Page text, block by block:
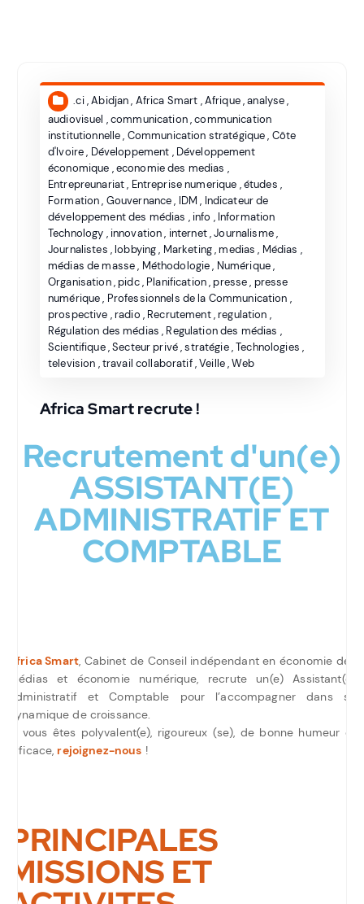
.ci,Abidjan, Africa Smart ,Afrique,analyse,
audiovisuel ,communication,communication
institutionnelle, Communication stratégique, Côte
d'Ivoire, Développement , Développement
économique ,economie des medias ,
Entrepreunariat, Entreprise numerique ,études ,
Formation, Gouvernance, IDM , Indicateur de
développement des médias , info , Information
Technology , innovation, internet,Journalisme,
Journalistes ,lobbying, Marketing,medias , Médias ,
médias de masse, Méthodologie, Numérique,
Organisation,pidc, Planification,presse, presse
numérique, Professionnels de la Communication ,
prospective ,radio , Recrutement,regulation ,
Régulation des médias , Regulation des médias ,
Scientifique,Secteur privé,stratégie,Technologies ,
television ,travail collaboratif,Veille,Web
Africa Smart recrute !
Recrutement d'un(e)
ASSISTANT(E)
ADMINISTRATIF ET
COMPTABLE
Africa Smart, Cabinet de Conseil indépendant en économie des
médias et économie numérique, recrute un(e) Assistant(e)
Administratif et Comptable pour l’accompagner dans sa
dynamique de croissance.
Si vous êtes polyvalent(e), rigoureux (se), de bonne humeur et
efficace, rejoignez-nous !
PRINCIPALES
MISSIONS ET